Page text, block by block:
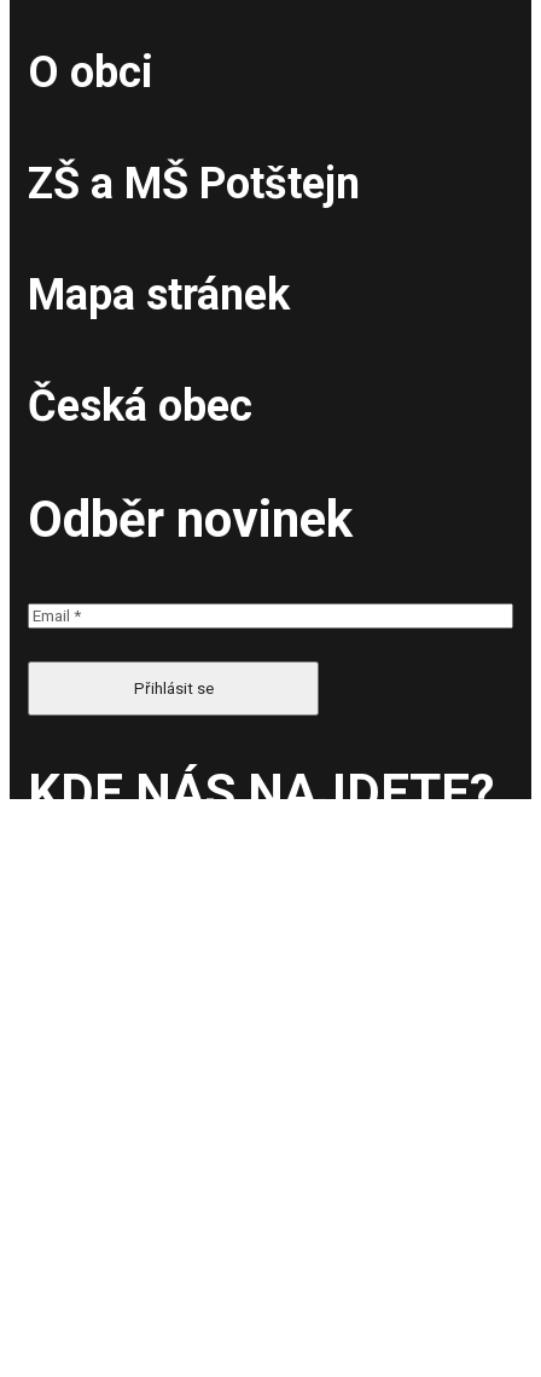
O obci
ZŠ a MŠ Potštejn
Mapa stránek
Česká obec
Odběr novinek
KDE NÁS NAJDETE?